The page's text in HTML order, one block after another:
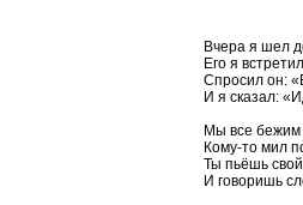
Вчера я шел
Его я
Спросил он:
И я сказал:
Мы все бежим
Кому-то мил
Ты пьёшь
И говоришь